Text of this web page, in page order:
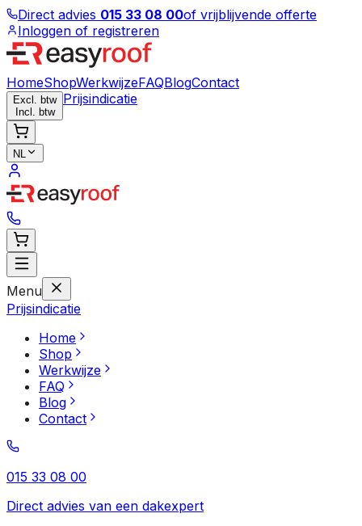
Direct advies 015 33 08 00of vrijblijvende offerte
Inloggen of registreren
HomeShopWerkwijzeFAQBlogContact
Excl. btw
Incl. btw
Prijsindicatie
NL
Menu
Prijsindicatie
Home
Shop
Werkwijze
FAQ
Blog
Contact
015 33 08 00
Direct advies van een dakexpert